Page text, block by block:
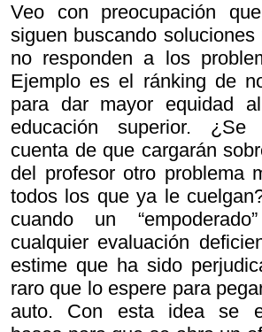
Veo con preocupación
siguen buscando soluciones
no responden a los
Ejemplo es el ránking de
para dar mayor equidad
educación superior. ¿Se
cuenta de que cargarán
del profesor otro problema
todos los que ya le
cuando un
cualquier evaluación
estime que ha sido
raro que lo espere para
auto. Con esta idea se